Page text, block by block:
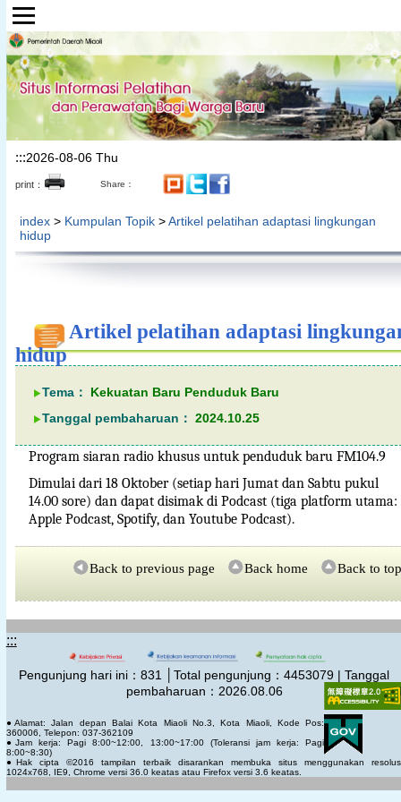
Lompat ke bagian konten utama
:::2026-08-06 Thu
print： Share：
index> Kumpulan Topik >Artikel pelatihan adaptasi lingkungan
hidup
Artikel pelatihan adaptasi
hidup
Tema：
Kekuatan Baru Penduduk Baru
Tanggal pembaharuan： 2024.10.25
Program siaran radio khusus untuk penduduk baru FM104.9
Dimulai dari 18 Oktober (setiap hari Jumat dan Sabtu pukul
14.00 sore) dan dapat disimak di Podcast (tiga platform utama:
Apple Podcast, Spotify, dan Youtube Podcast).
Back to previous page Back home Back to top
:::
Pengunjung hari ini：831 │Total pengunjung：4453079 | Tanggal
pembaharuan：2026.08.06
●Alamat: Jalan depan Balai Kota Miaoli No.3, Kota Miaoli, Kode Pos:
360006, Telepon: 037-362109
●Jam kerja: Pagi 8:00~12:00, 13:00~17:00 (Toleransi jam kerja: Pagi
8:00~8:30)
●Hak cipta ©2016 tampilan terbaik disarankan membuka situs menggunakan
1024x768, IE9, Chrome versi 36.0 keatas atau Firefox versi 3.6 keatas.